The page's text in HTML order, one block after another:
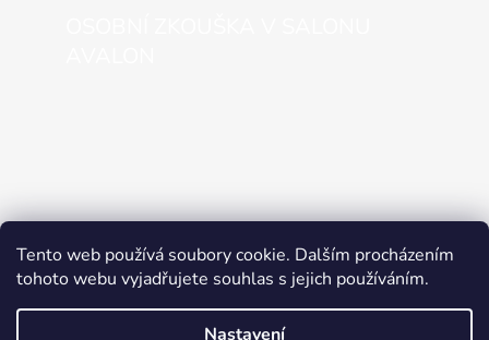
Tento web používá soubory cookie. Dalším procházením
tohoto webu vyjadřujete souhlas s jejich používáním.
Nastavení